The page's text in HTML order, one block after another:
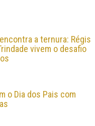
a ternura: Régis
vivem o desafio
o Dia dos Pais com